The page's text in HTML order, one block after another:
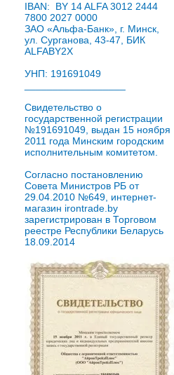
IBAN: BY 14 ALFA 3012 2444
7800 2027 0000
ЗАО «Альфа-Банк», г. Минск,
ул. Сурганова, 43-47, БИК
ALFABY2X
УНП: 191691049
Свидетельство о
государственной регистрации
№191691049, выдан 15 ноября
2011 года Минским городским
исполнительным комитетом.
Согласно постановлению
Совета Министров РБ от
29.04.2010 №649, интернет-
магазин irontrade.by
зарегистрирован в Торговом
реестре Республики Беларусь
18.09.2014